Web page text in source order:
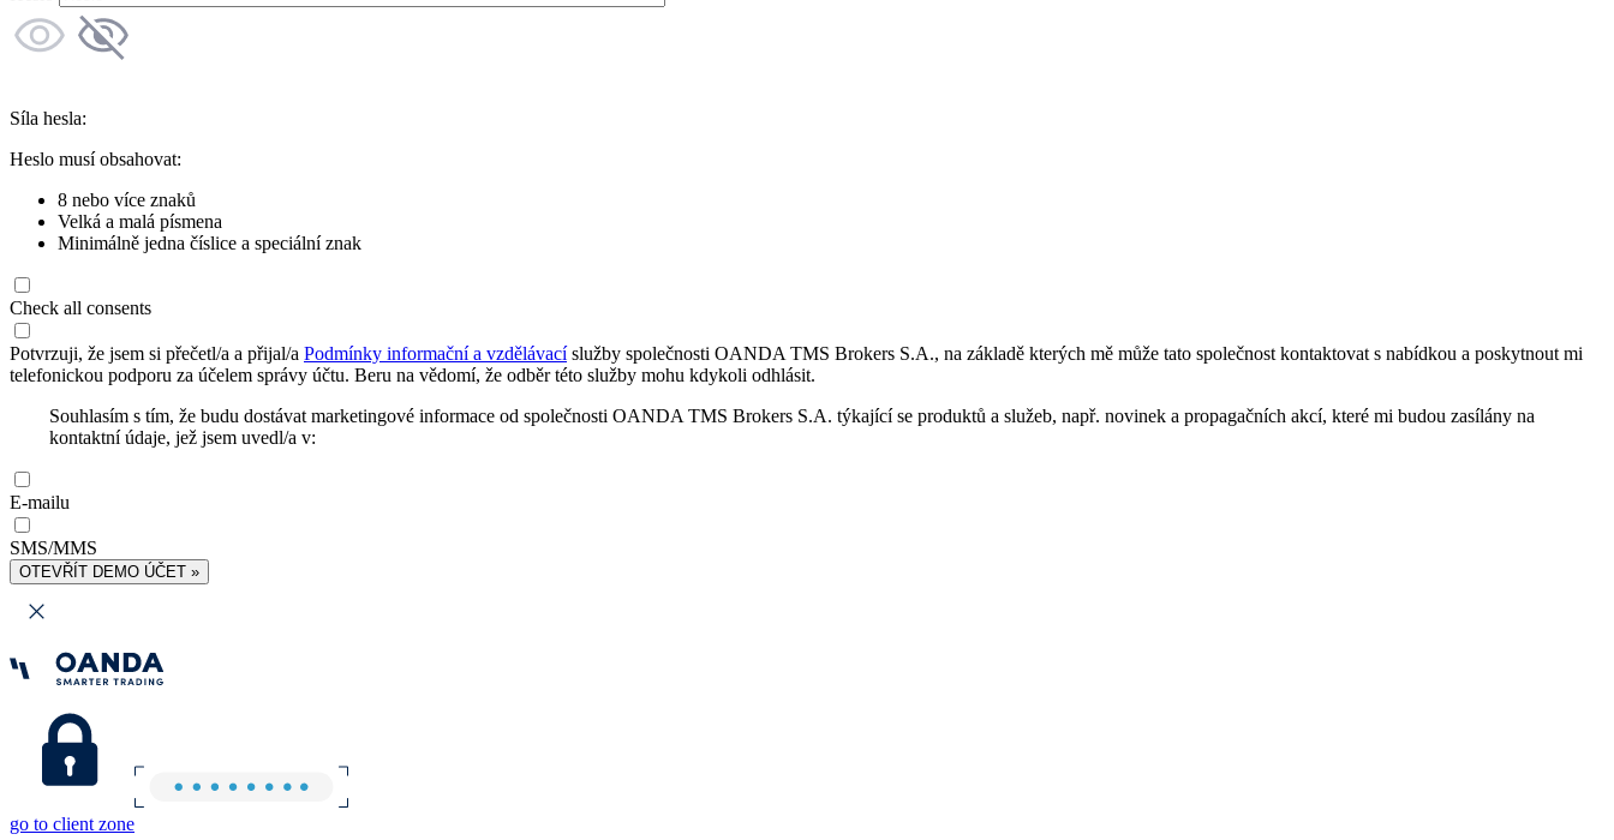
Síla hesla:
Heslo musí obsahovat:
8 nebo více znaků
Velká a malá písmena
Minimálně jedna číslice a speciální znak
Check all consents
Potvrzuji, že jsem si přečetl/a a přijal/a Podmínky informační a vzdělávacíslužby společnosti OANDA TMS Brokers S.A., na základě kterých mě může tato společnost kontaktovat s nabídkou a poskytnout mi
telefonickou podporu za účelem správy účtu. Beru na vědomí, že odběr této služby mohu kdykoli odhlásit.
Souhlasím s tím, že budu dostávat marketingové informace od společnosti OANDA TMS Brokers S.A. týkající se produktů a služeb, např. novinek a propagačních akcí, které mi budou zasílány na
kontaktní údaje, jež jsem uvedl/a v:
E-mailu
SMS/MMS
OTEVŘÍT DEMO ÚČET »
go to client zone